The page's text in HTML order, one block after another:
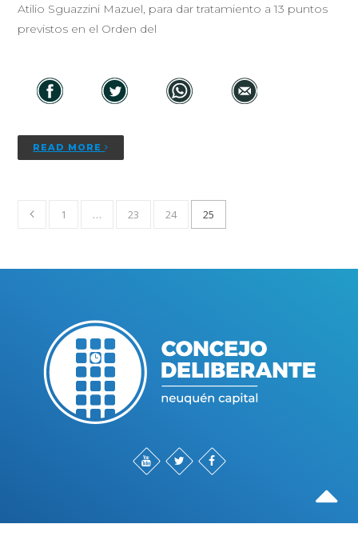
Atilio Sguazzini Mazuel, para dar tratamiento a 13 puntos
previstos en el Orden del
READ MORE
1 … 23 24 25